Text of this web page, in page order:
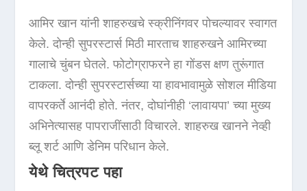
आमिर खान यांनी शाहरुखचे स्क्रीनिंगवर पोचल्यावर स्वागत
केले. दोन्ही सुपरस्टार्स मिठी मारताच शाहरुखने आमिरच्या
गालाचे चुंबन घेतले. फोटोग्राफरने हा गोंडस क्षण तुरूंगात
टाकला. दोन्ही सुपरस्टार्सच्या या हावभावामुळे सोशल मीडिया
वापरकर्ते आनंदी होते. नंतर, दोघांनीही ‘लावायपा’ च्या मुख्य
अभिनेत्यासह पापराजींसाठी विचारले. शाहरुख खानने नेव्ही
ब्लू शर्ट आणि डेनिम परिधान केले.
येथे चित्रपट पहा